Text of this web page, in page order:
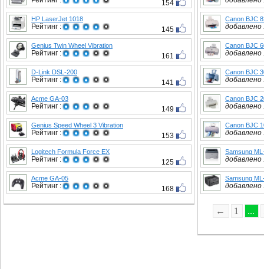
154
HP LaserJet 1018
Рейтинг : 145
Genius Twin Wheel Vibration
Рейтинг : 161
D-Link DSL-200
Рейтинг : 141
Acme GA-03
Рейтинг : 149
Genius Speed Wheel 3 Vibration
Рейтинг : 153
Logitech Formula Force EX
Рейтинг : 125
Acme GA-05
Рейтинг : 168
Canon BJC
добавлено
Canon BJC
добавлено
Canon BJC
добавлено
Canon BJC
добавлено
Canon BJC
добавлено
Samsung
добавлено
Samsung
добавлено
← 1 ...